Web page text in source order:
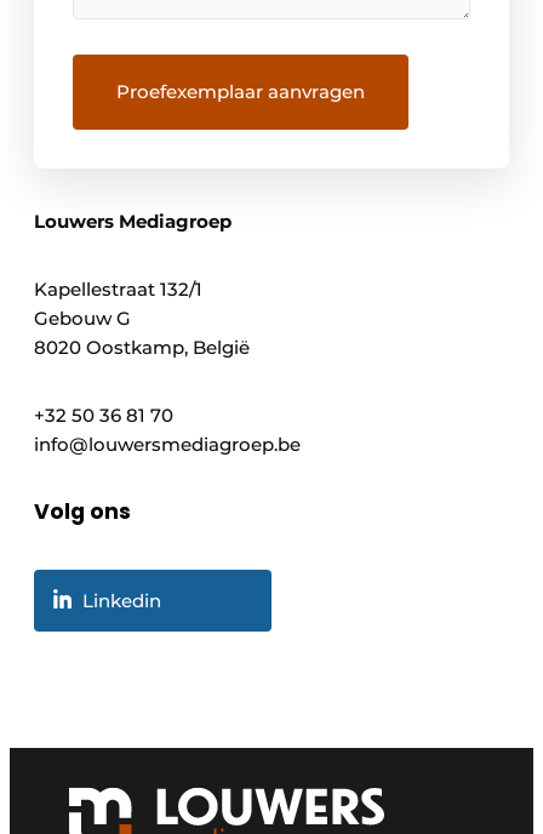
Louwers Mediagroep
Kapellestraat 132/1
Gebouw G
8020 Oostkamp, België
+32 50 36 81 70
info@louwersmediagroep.be
Volg ons
Linkedin